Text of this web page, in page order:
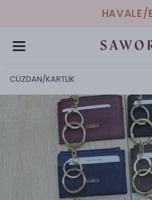
HAVALE/EFT İLE
CÜZDAN/KARTLIK